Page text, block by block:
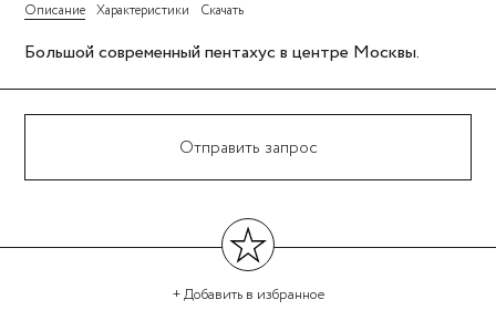
Описание Характеристики Скачать
Большой современный пентахус в центре Москвы.
+ Добавить в избранное
Отправить запрос